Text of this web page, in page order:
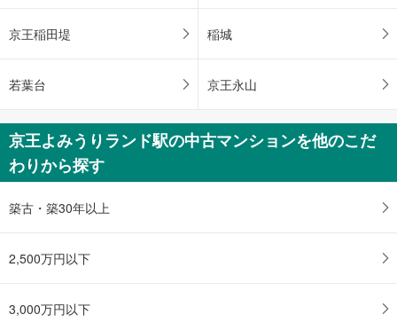
存
京王稲田堤 稲城
若葉台 京王永山
京王よみうりランド駅の中古マンションを他のこだ
わりから探す
築古・築30年以上
2,500万円以下
3,000万円以下